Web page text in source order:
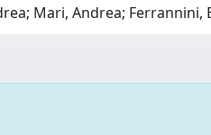
Mari, Andrea; Ferrannini,